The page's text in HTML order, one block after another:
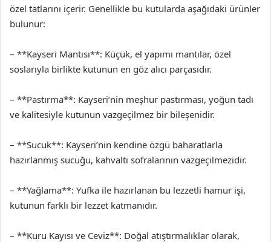
özel tatlarını içerir. Genellikle bu kutularda aşağıdaki ürünler
bulunur:
– **Kayseri Mantısı**: Küçük, el yapımı mantılar, özel
soslarıyla birlikte kutunun en göz alıcı parçasıdır.
– **Pastırma**: Kayseri’nin meşhur pastırması, yoğun tadı
ve kalitesiyle kutunun vazgeçilmez bir bileşenidir.
– **Sucuk**: Kayseri’nin kendine özgü baharatlarla
hazırlanmış sucuğu, kahvaltı sofralarının vazgeçilmezidir.
– **Yağlama**: Yufka ile hazırlanan bu lezzetli hamur işi,
kutunun farklı bir lezzet katmanıdır.
– **Kuru Kayısı ve Ceviz**: Doğal atıştırmalıklar olarak,